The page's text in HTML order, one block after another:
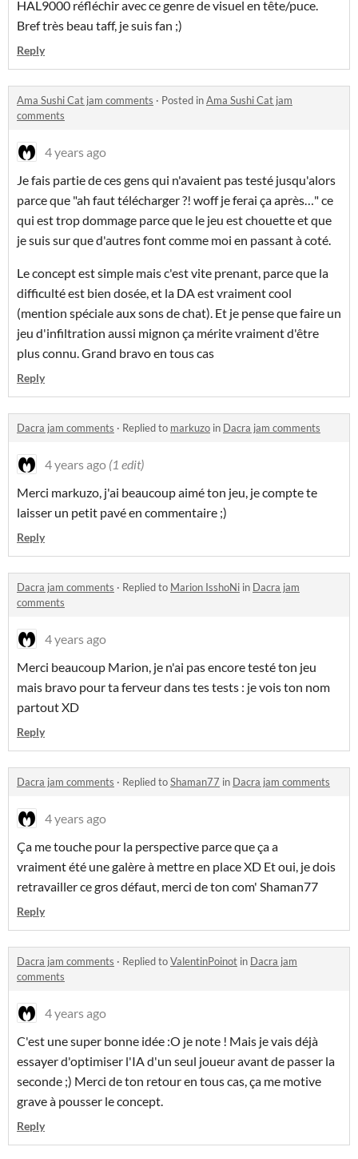
HAL9000 réfléchir avec ce genre de visuel en tête/puce.
Bref très beau taff, je suis fan ;)
Reply
Ama Sushi Cat jam comments · Posted inAma Sushi Cat jam
comments
4 years ago
Je fais partie de ces gens qui n'avaient pas testé jusqu'alors
parce que "ah faut télécharger ?! woff je ferai ça après…" ce
qui est trop dommage parce que le jeu est chouette et que
je suis sur que d'autres font comme moi en passant à coté.
Le concept est simple mais c'est vite prenant, parce que la
difficulté est bien dosée, et la DA est vraiment cool
(mention spéciale aux sons de chat). Et je pense que faire un
jeu d'infiltration aussi mignon ça mérite vraiment d'être
plus connu. Grand bravo en tous cas
Reply
Dacra jam comments · Replied to markuzo in Dacra jam comments
4 years ago (1 edit)
Merci markuzo, j'ai beaucoup aimé ton jeu, je compte te
laisser un petit pavé en commentaire ;)
Reply
Dacra jam comments · Replied to Marion IsshoNi in Dacra jam
comments
4 years ago
Merci beaucoup Marion, je n'ai pas encore testé ton jeu
mais bravo pour ta ferveur dans tes tests : je vois ton nom
partout XD
Reply
Dacra jam comments · Replied toShaman77 in Dacra jam comments
4 years ago
Ça me touche pour la perspective parce que ça a
vraiment été une galère à mettre en place XD Et oui, je dois
retravailler ce gros défaut, merci de ton com' Shaman77
Reply
Dacra jam comments · Replied toValentinPoinot in Dacra jam
comments
4 years ago
C'est une super bonne idée :O je note ! Mais je vais déjà
essayer d'optimiser l'IA d'un seul joueur avant de passer la
seconde ;) Merci de ton retour en tous cas, ça me motive
grave à pousser le concept.
Reply